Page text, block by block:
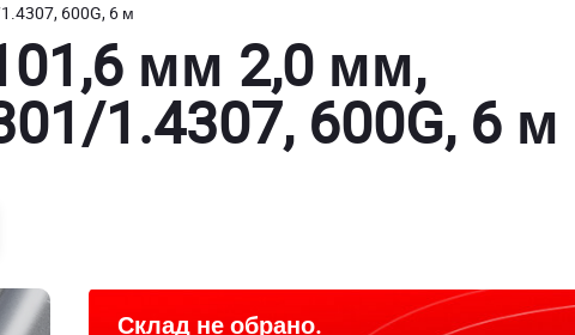
600G, 6 м
мм 2,0 мм,
1.4307, 600G, 6 м
Склад не обрано.